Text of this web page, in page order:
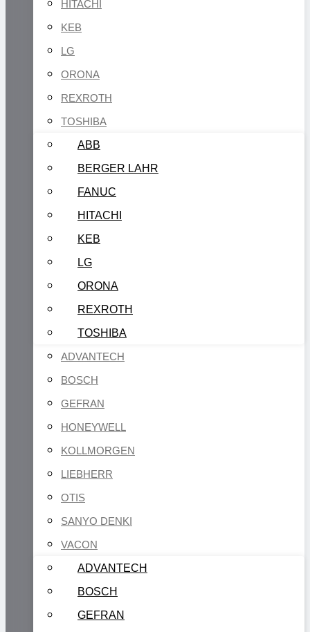
HITACHI
KEB
LG
ORONA
REXROTH
TOSHIBA
ABB
BERGER LAHR
FANUC
HITACHI
KEB
LG
ORONA
REXROTH
TOSHIBA
ADVANTECH
BOSCH
GEFRAN
HONEYWELL
KOLLMORGEN
LIEBHERR
OTIS
SANYO DENKI
VACON
ADVANTECH
BOSCH
GEFRAN